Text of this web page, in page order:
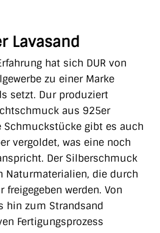
Lavasand
hat sich DUR von
zu einer Marke
setzt. Dur produziert
aus 925er
Schmuckstücke gibt es auch
vergoldet, was eine noch
Der Silberschmuck
Naturmaterialien, die durch
freigegeben werden. Von
hin zum Strandsand
Fertigungsprozess